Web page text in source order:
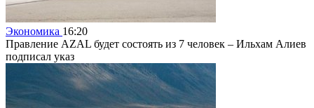
Экономика 16:20
Правление AZAL будет состоять из 7 человек – Ильхам Алиев
подписал указ